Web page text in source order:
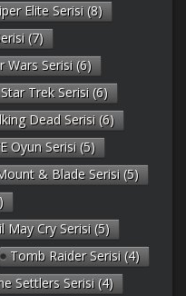
Elite Serisi (8)
(7)
Wars Serisi (6)
Star Trek Serisi (6)
Dead Serisi (6)
Oyun Serisi (5)
& Blade Serisi (5)
May Cry Serisi (5)
Tomb Raider Serisi (4)
Settlers Serisi (4)